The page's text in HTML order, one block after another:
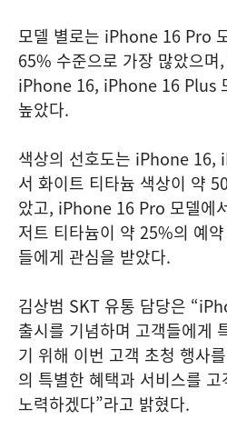
모델 별로는 iPhone 16 Pro
65% 수준으로 가장 많았으
iPhone 16, iPhone 16 Plus
높았다.
색상의 선호도는 iPhone 16,
서 화이트 티타늄 색상이 약
았고, iPhone 16 Pro 모델에
저트 티타늄이 약 25%의 예
들에게 관심을 받았다.
김상범 SKT 유통 담당은
출시를 기념하며 고객들에게
기 위해 이번 고객 초청 행사
의 특별한 혜택과 서비스를
노력하겠다”라고 밝혔다.